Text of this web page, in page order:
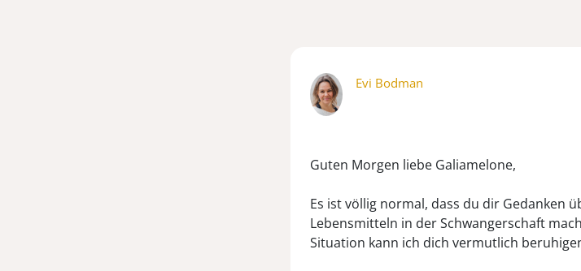
Evi Bodman
Guten Morgen liebe Galiamelone,
Es ist völlig normal, dass du dir Gedanken
Lebensmitteln in der Schwangerschaft
Situation kann ich dich vermutlich